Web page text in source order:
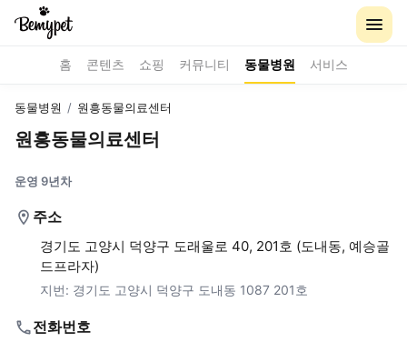
홈 콘텐츠 쇼핑 커뮤니티 동물병원 서비스
동물병원 / 원흥동물의료센터
원흥동물의료센터
운영 9년차
주소
경기도 고양시 덕양구 도래울로 40, 201호 (도내동, 예승골
드프라자)
지번: 경기도 고양시 덕양구 도내동 1087 201호
전화번호